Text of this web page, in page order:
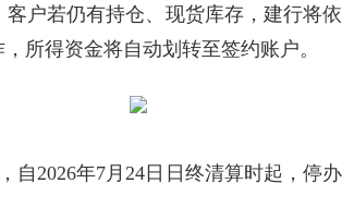
户若仍有持仓、现货库存，建行将
所得资金将自动划转至签约账户。
自2026年7月24日日终清算时起，停